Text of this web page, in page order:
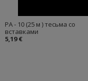
PA - 10 (25 м ) тесьма со
вставками
5,19 €